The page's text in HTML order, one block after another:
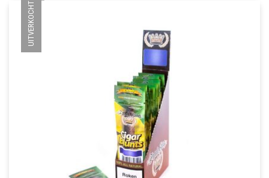
UITVERKOCHT